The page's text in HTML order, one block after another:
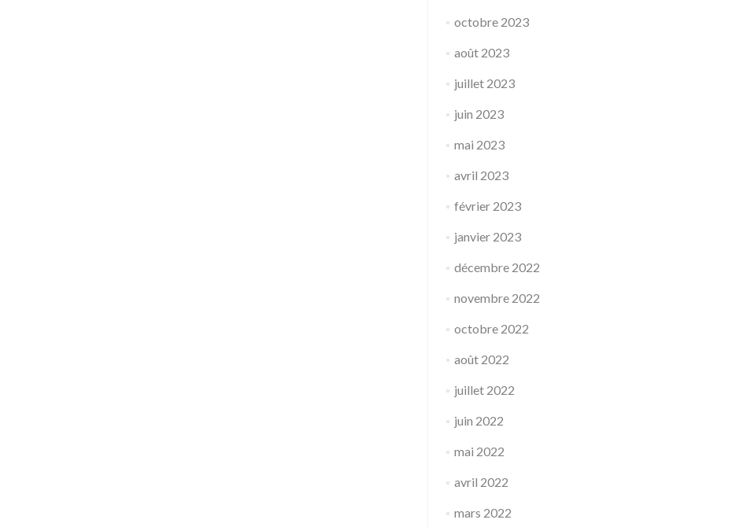
octobre 2023
août 2023
juillet 2023
juin 2023
mai 2023
avril 2023
février 2023
janvier 2023
décembre 2022
novembre 2022
octobre 2022
août 2022
juillet 2022
juin 2022
mai 2022
avril 2022
mars 2022